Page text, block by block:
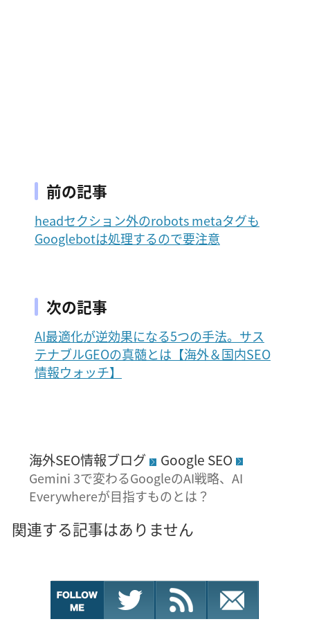
前の記事
headセクション外のrobots metaタグも
Googlebotは処理するので要注意
次の記事
AI最適化が逆効果になる5つの手法。サス
テナブルGEOの真髄とは【海外＆国内SEO
情報ウォッチ】
海外SEO情報ブログ Google SEO
Gemini 3で変わるGoogleのAI戦略、AI
Everywhereが目指すものとは？
関連する記事はありません